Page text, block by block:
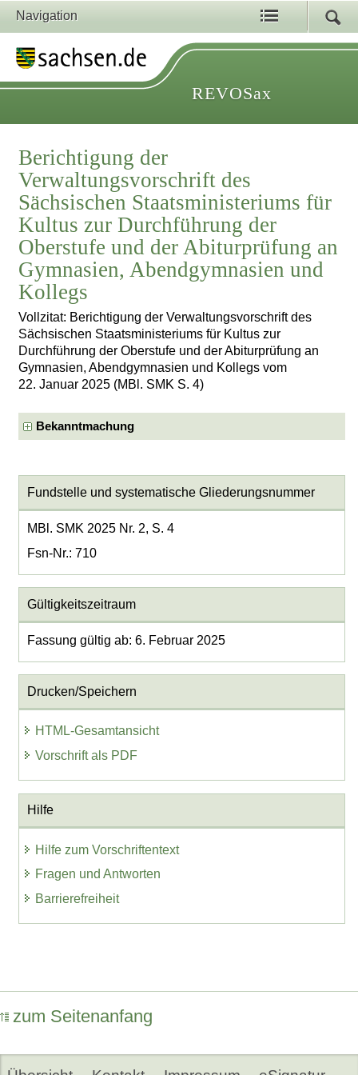
Navigation
REVOSax
Berichtigung der
Verwaltungsvorschrift des
Sächsischen Staatsministeriums für
Kultus zur Durchführung der
Oberstufe und der Abiturprüfung an
Gymnasien, Abendgymnasien und
Kollegs
Vollzitat: Berichtigung der Verwaltungsvorschrift des
Sächsischen Staatsministeriums für Kultus zur
Durchführung der Oberstufe und der Abiturprüfung an
Gymnasien, Abendgymnasien und Kollegs vom
22. Januar 2025 (MBl. SMK S. 4)
Bekanntmachung
Fundstelle und systematische Gliederungsnummer
MBl. SMK 2025 Nr. 2, S. 4
Fsn-Nr.: 710
Gültigkeitszeitraum
Fassung gültig ab: 6. Februar 2025
Drucken/Speichern
HTML-Gesamtansicht
Vorschrift als PDF
Hilfe
Hilfe zum Vorschriftentext
Fragen und Antworten
Barrierefreiheit
zum Seitenanfang